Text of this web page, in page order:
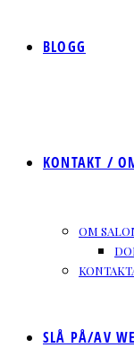
BLOGG
KONTAKT /
OM
SLÅ PÅ/AV